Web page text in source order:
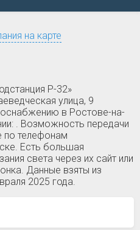
на карте
Р-32»
улица, 9
в Ростове-на-
. Возможность передачи
по телефонам
Есть большая
света через их сайт или
Данные взяты из
2025 года.